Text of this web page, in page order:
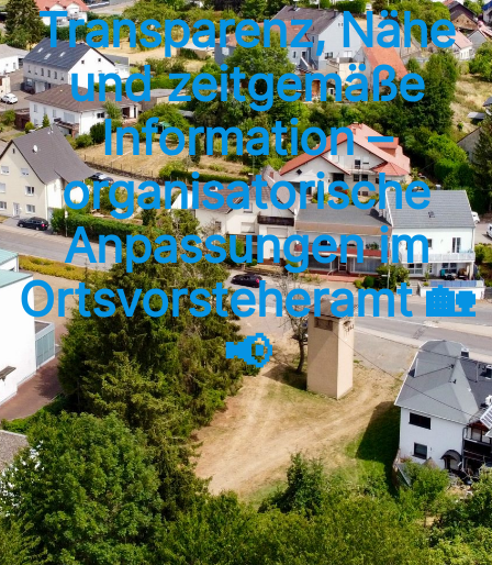
Transparenz, Nähe
und zeitgemäße
Information –
organisatorische
Anpassungen im
Ortsvorsteheramt 🏡
📢